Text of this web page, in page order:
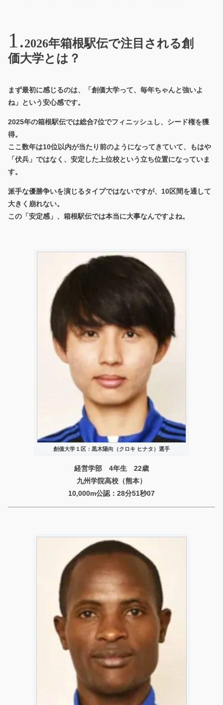
2026年箱根駅伝で注目される創
価大学とは？
まず最初に感じるのは、「創価大学って、毎年ちゃんと強いよ
ね」という安心感です。
2025年の箱根駅伝では総合7位でフィニッシュし、シード権を獲
得。
ここ数年は10位以内が当たり前のようになってきていて、もはや
「伏兵」ではなく、 安定した上位校という立ち位置になっていま
す。
派手な優勝争いを演じるタイプではないですが、10区間を通して
大きく崩れない。
この「安定感」、箱根駅伝では本当に大事なんですよね。
創価大学１区：黒木陽向（クロキ ヒナタ）選手
経営学部 4年生 22歳
九州学院高校（熊本）
10,000m公認：28分51秒07